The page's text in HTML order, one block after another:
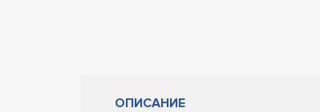
ОПИСАНИЕ